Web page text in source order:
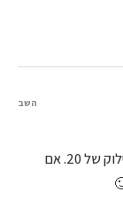
לא… זה ריבועים בגודל 4 על 5 ס”מ שזה החילוק של 20. אם
השב